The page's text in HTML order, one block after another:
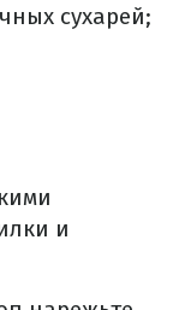
сухарей;
и